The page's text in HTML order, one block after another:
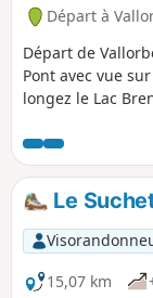
Départ à
Départ de
Pont avec vue
longez le Lac
parc animalier
que des loups et
suivant la
Crêt des
Retour sur
difficile, surtout
longez le
Le
15,07 km